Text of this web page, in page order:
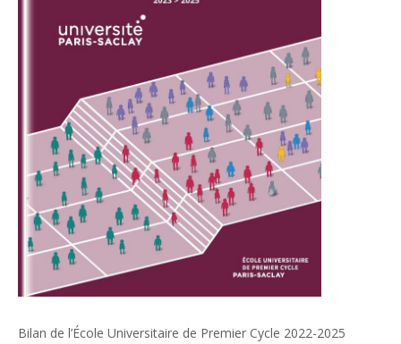
Bilan de l’École Universitaire de Premier Cycle 2022-2025